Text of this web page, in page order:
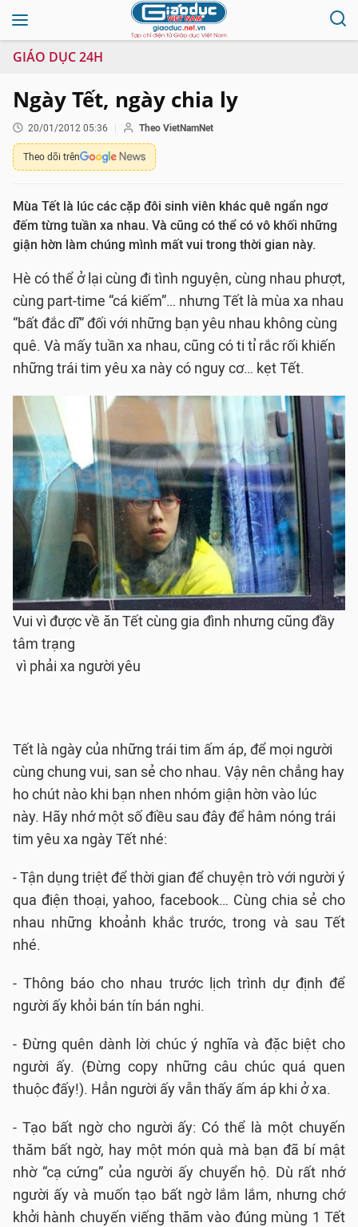
GIÁO DỤC 24H
Ngày Tết, ngày chia ly
20/01/2012 05:36 Theo VietNamNet
Theo dõi trên
Mùa Tết là lúc các cặp đôi sinh viên khác quê ngẩn ngơ
đếm từng tuần xa nhau. Và cũng có thể có vô khối những
giận hờn làm chúng mình mất vui trong thời gian này.
Hè có thể ở lại cùng đi tình nguyện, cùng nhau phượt,
cùng part-time “cá kiếm”… nhưng Tết là mùa xa nhau
“bất đắc dĩ” đối với những bạn yêu nhau không cùng
quê. Và mấy tuần xa nhau, cũng có ti tỉ rắc rối khiến
những trái tim yêu xa này có nguy cơ… kẹt Tết.
Vui vì được về ăn Tết cùng gia đình nhưng cũng đầy
tâm trạng
vì phải xa người yêu
Tết là ngày của những trái tim ấm áp, để mọi người
cùng chung vui, san sẻ cho nhau. Vậy nên chẳng hay
ho chút nào khi bạn nhen nhóm giận hờn vào lúc
này. Hãy nhớ một số điều sau đây để hâm nóng trái
tim yêu xa ngày Tết nhé:
- Tận dụng triệt để thời gian để chuyện trò với người ý
qua điện thoại, yahoo, facebook… Cùng chia sẻ cho
nhau những khoảnh khắc trước, trong và sau Tết
nhé.
- Thông báo cho nhau trước lịch trình dự định để
người ấy khỏi bán tín bán nghi.
- Đừng quên dành lời chúc ý nghĩa và đặc biệt cho
người ấy. (Đừng copy những câu chúc quá quen
thuộc đấy!). Hẳn người ấy vẫn thấy ấm áp khi ở xa.
- Tạo bất ngờ cho người ấy: Có thể là một chuyến
thăm bất ngờ, hay một món quà mà bạn đã bí mật
nhờ “cạ cứng” của người ấy chuyển hộ. Dù rất nhớ
người ấy và muốn tạo bất ngờ lắm lắm, nhưng chớ
khởi hành chuyến viếng thăm vào đúng mùng 1 Tết